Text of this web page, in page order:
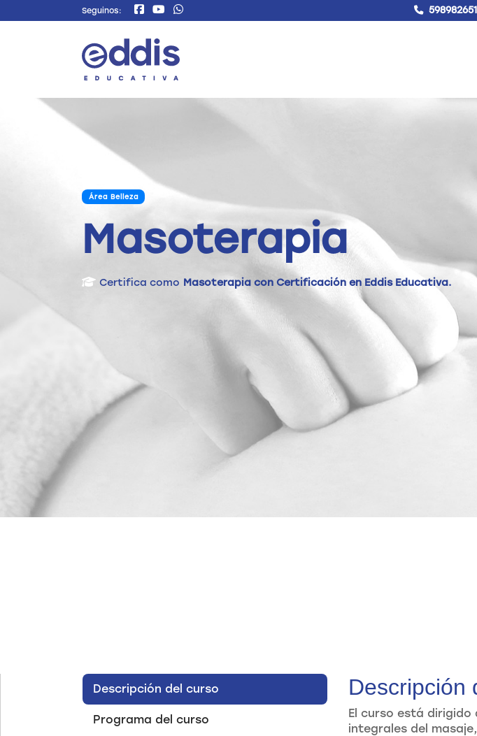
Seguinos:
Área Belleza
Masoterapia
Certifica como Masoterapia con Certificación en Eddis Educativa.
Descripción del curso
Programa del curso
Descripción
El curso está
integrales del